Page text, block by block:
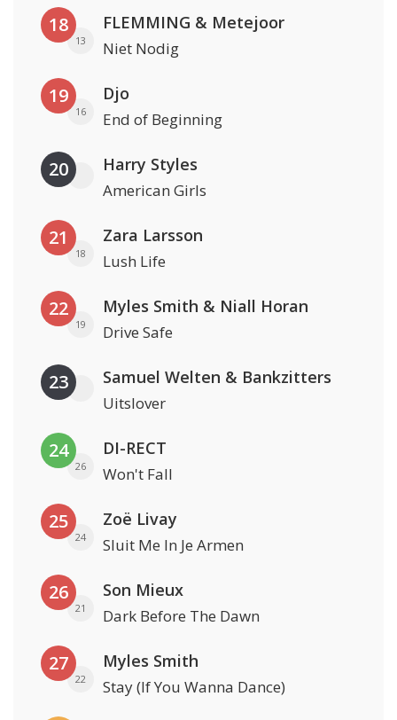
18
13
FLEMMING & Metejoor
Niet Nodig
19
16
Djo
End of Beginning
20 Harry Styles
American Girls
21
18
Zara Larsson
Lush Life
22
19
Myles Smith & Niall Horan
Drive Safe
23 Samuel Welten & Bankzitters
Uitslover
24
26
DI-RECT
Won't Fall
25
24
Zoë Livay
Sluit Me In Je Armen
26
21
Son Mieux
Dark Before The Dawn
27
22
Myles Smith
Stay (If You Wanna Dance)